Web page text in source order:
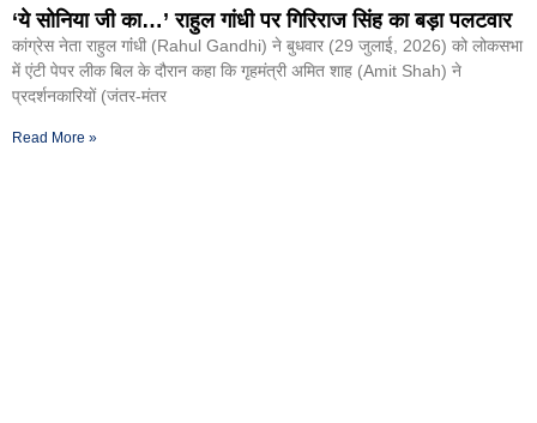
‘ये सोनिया जी का…’ राहुल गांधी पर गिरिराज सिंह का बड़ा पलटवार
कांग्रेस नेता राहुल गांंधी (Rahul Gandhi) ने बुधवार (29 जुलाई, 2026) को लोकसभा
में एंटी पेपर लीक बिल के दौरान कहा कि गृहमंत्री अमित शाह (Amit Shah) ने
प्रदर्शनकारियों (जंतर-मंतर
Read More »